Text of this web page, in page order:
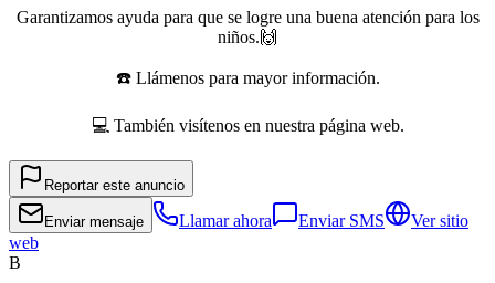
Garantizamos ayuda para que se logre una buena atención para los
niños.🙌
☎️ Llámenos para mayor información.
💻 También visítenos en nuestra página web.
Reportar este anuncio
Enviar mensaje Llamar ahora Enviar SMS
Ver sitio
web
B